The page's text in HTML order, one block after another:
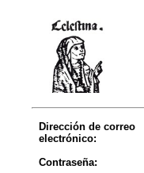
Dirección de correo
electrónico:
Contraseña: